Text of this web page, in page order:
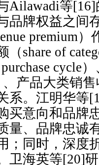
Ailawadi等
品牌权益之间
premium
（share of
purchase cycle
、产品大类销
系。江明华等
买意向和品牌
量、品牌忠诚
；同时，深度
卫海英等[20]